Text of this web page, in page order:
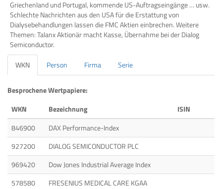
Griechenland und Portugal, kommende US-Auftragseingänge … usw.
Schlechte Nachrichten aus den USA für die Erstattung von
Dialysebehandlungen lassen die FMC Aktien einbrechen. Weitere
Themen: Talanx Aktionär macht Kasse, Übernahme bei der Dialog
Semiconductor.
WKN
Person Firma Serie
Besprochene Wertpapiere:
WKN
Bezeichnung
ISIN
846900
DAX Performance-Index
927200
DIALOG SEMICONDUCTOR PLC
969420
Dow Jones Industrial Average Index
578580
FRESENIUS MEDICAL CARE KGAA